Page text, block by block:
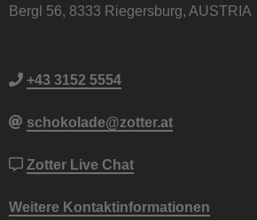
Bergl 56, 8333 Riegersburg, AUSTRIA
+43 3152 5554
schokolade@zotter.at
Zotter Live Chat
Weitere Kontaktinformationen